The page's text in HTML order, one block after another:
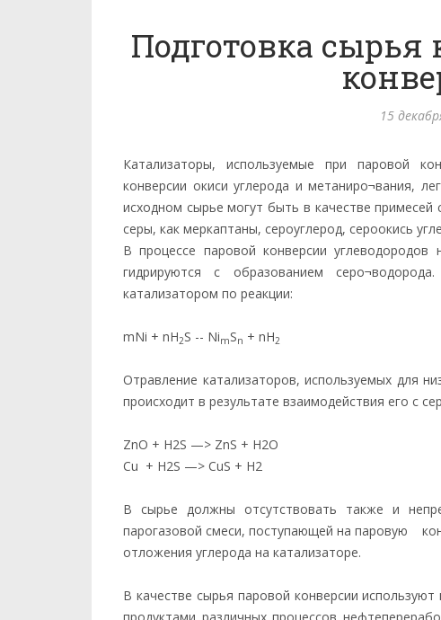
Подготовка сырья
15
Катализаторы, используемые при паровой
конверсии окиси углерода и метаниро¬вания,
исходном сырье могут быть в качестве примесей
серы, как меркаптаны, сероуглерод, сероокись
В процессе паровой конверсии углеводородов
гидрируются с образованием
катализатором по реакции:
mNi + nH2S -- NimSn + nH2
Отравление катализаторов, используемых для
происходит в результате взаимодействия его с
ZnO + H2S —> ZnS + H2О
Cu + H2S —> CuS + H2
В сырье должны отсутствовать также и
парогазовой смеси, поступающей на паровую
отложения углерода на катализаторе.
В качестве сырья паровой конверсии